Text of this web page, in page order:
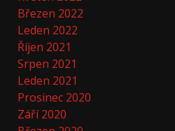
Březen 2022
Leden 2022
Říjen 2021
Srpen 2021
Leden 2021
Prosinec 2020
Září 2020